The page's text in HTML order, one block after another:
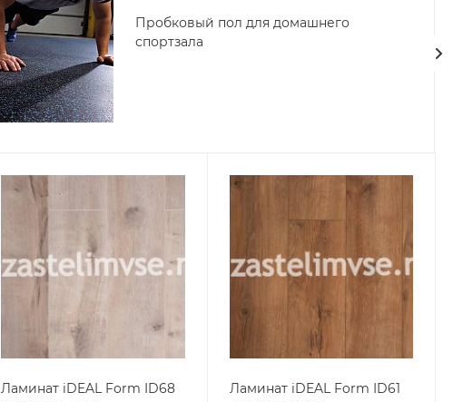
Пробковый пол для домашнего
спортзала
Ламинат iDEAL Form ID68
Ламинат iDEAL Form ID61